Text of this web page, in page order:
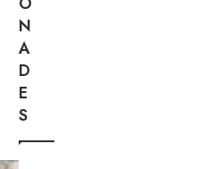
N
A
D
E
S